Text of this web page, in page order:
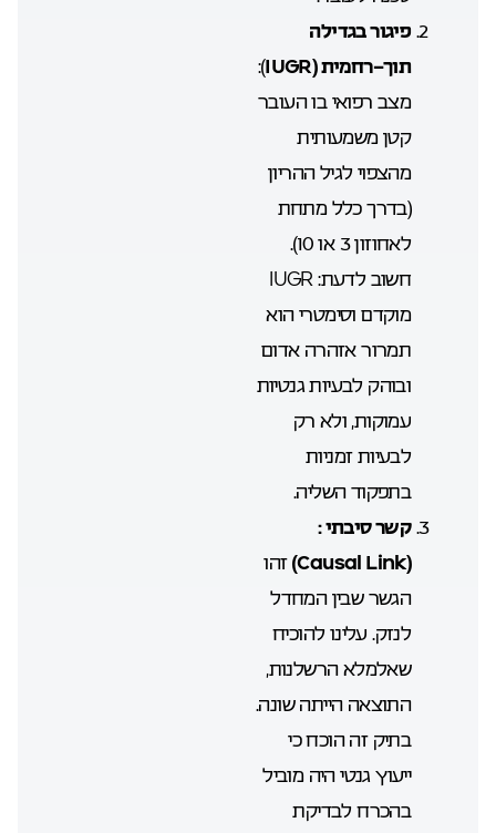
פיגור בגדילה
תוך-רחמית(
IUGR
):
מצב רפואי בו העובר
קטן משמעותית
מהצפוי לגיל ההריון
(בדרך כלל מתחת
לאחוזון 3 או 10).
חשוב לדעת: IUGR
מוקדם וסימטרי הוא
תמרור אזהרה אדום
ובוהק לבעיות גנטיות
עמוקות, ולא רק
לבעיות זמניות
בתפקוד השליה.
קשר סיבתי:
(Causal Link)
זהו
הגשר שבין המחדל
לנזק. עלינו להוכיח
שאלמלא הרשלנות,
התוצאה הייתה שונה.
בתיק זה הוכח כי
ייעוץ גנטי היה מוביל
בהכרח לבדיקת